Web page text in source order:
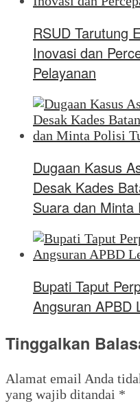
RSUD Tarutung
Inovasi dan
Pelayanan
Dugaan Kasus
Desak Kades
Suara dan Minta
Bupati Taput
Angsuran APBD
Tinggalkan
Alamat email Anda
yang wajib ditandai *